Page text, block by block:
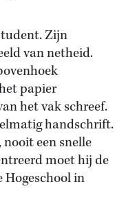
Zijn
van netheid.
papier
het vak schreef.
handschrift.
nooit een snelle
moet hij de
Hogeschool in